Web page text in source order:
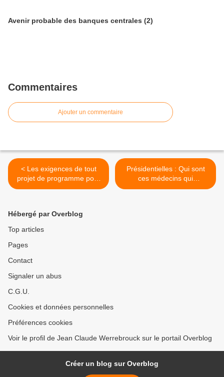
Avenir probable des banques centrales (2)
Commentaires
Ajouter un commentaire
< Les exigences de tout
projet de programme pour
les prochaines
des 20 et 26 août.
Présidentielles : Qui sont
ces médecins qui
prescrivent sans
Hébergé par Overblog
Top articles
Pages
Contact
Signaler un abus
C.G.U.
Cookies et données personnelles
Préférences cookies
Voir le profil de Jean Claude Werrebrouck sur le portail Overblog
Créer un blog sur Overblog